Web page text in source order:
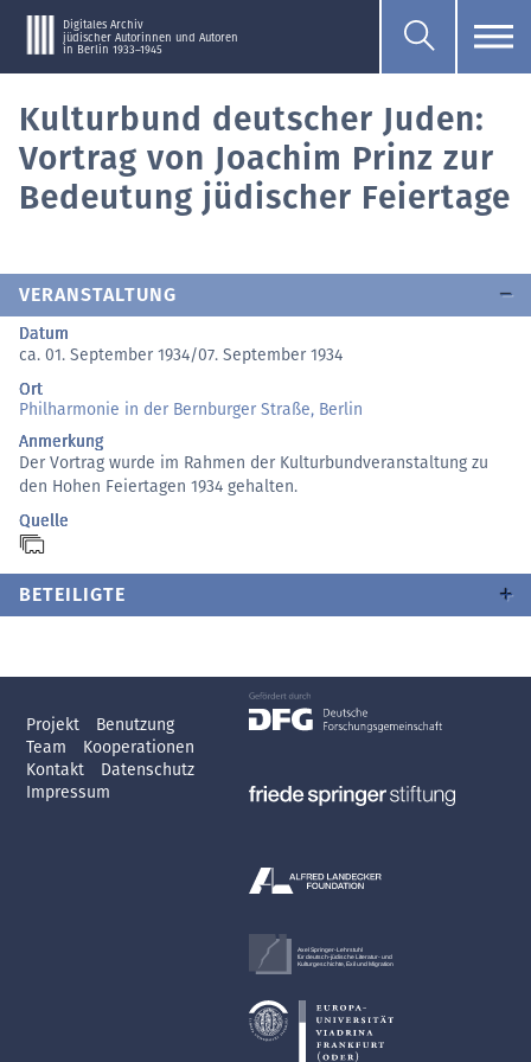
Digitales Archiv
jüdischer Autorinnen und Autoren
in Berlin 1933–1945
Kulturbund deutscher Juden:
Vortrag von Joachim Prinz zur
Bedeutung jüdischer Feiertage
VERANSTALTUNG
Datum
ca. 01. September 1934/07. September 1934
Ort
Philharmonie in der Bernburger Straße, Berlin
Anmerkung
Der Vortrag wurde im Rahmen der Kulturbundveranstaltung zu
den Hohen Feiertagen 1934 gehalten.
Quelle
BETEILIGTE
Projekt
Benutzung
Team
Kooperationen
Kontakt
Datenschutz
Impressum
Axel Springer-Lehrstuhl
für deutsch-jüdische Literatur- und
Kulturgeschichte, Exil und Migration